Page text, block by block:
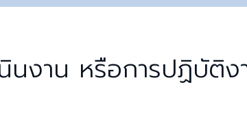
นงาน หรือการปฏิบัติ